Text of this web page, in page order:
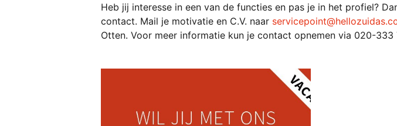
Heb jij interesse in een van de functies en pas je in het profiel?
contact. Mail je motivatie en C.V. naar
Otten. Voor meer informatie kun je contact opnemen via 020-333